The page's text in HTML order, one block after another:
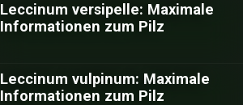
Leccinum versipelle: Maximale
Informationen zum Pilz
Leccinum vulpinum: Maximale
Informationen zum Pilz